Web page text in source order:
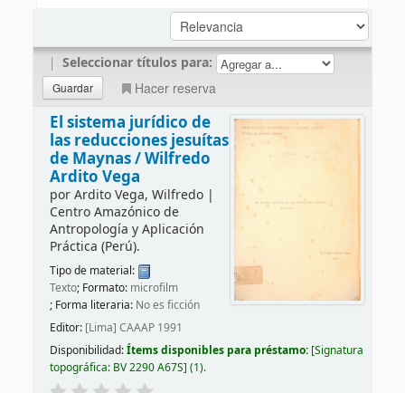
| Seleccionar títulos para:
Hacer reserva
El sistema jurídico de
las reducciones jesuítas
de Maynas /Wilfredo
Ardito Vega
porArdito Vega, Wilfredo|
Centro Amazónico de
Antropología y Aplicación
Práctica (Perú).
Tipo de material:
Texto; Formato: microfilm
; Forma literaria: No es ficción
Editor: [Lima] CAAAP 1991
Disponibilidad:Ítems disponibles para préstamo: Signatura
topográfica: BV 2290 A67S (1).